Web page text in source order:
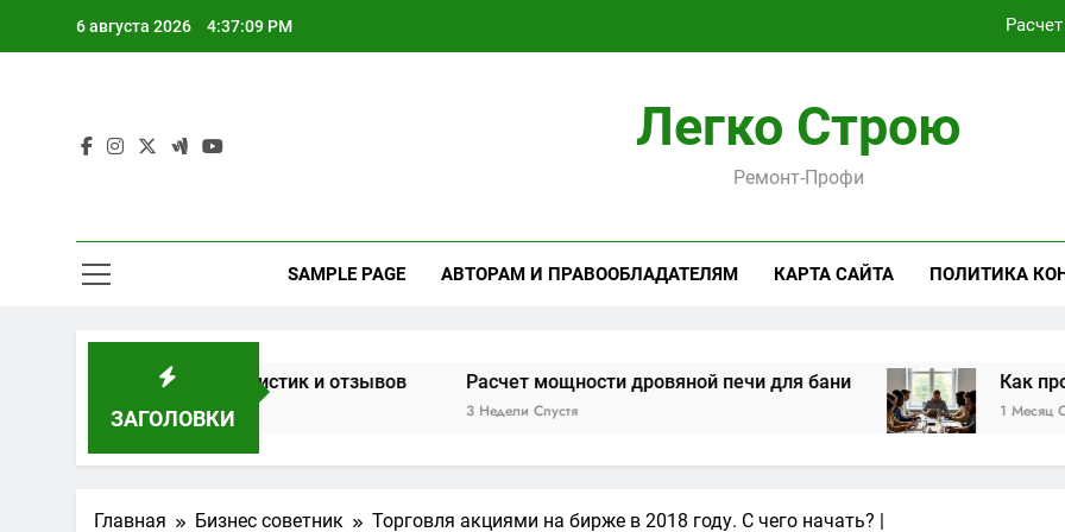
6 августа 2026 4:37:10 PM
Виртуальная платёжная карта за 5 минут без
Критерии выбора пластиковых окон
Как проходит практическая подготовка по
Легко Строю
Ремонт-Профи
SAMPLE PAGE АВТОРАМ И ПРАВООБЛАДАТЕЛЯМ КАРТА САЙТА ПОЛИТИКА
ЗАГОЛОВКИ
характеристик и отзывов Расчет мощности дровяной печи для бани Как проходит
1 Месяц Спустя
Главная Бизнес советник Торговля акциями на бирже в 2018 году. С чего начать? |